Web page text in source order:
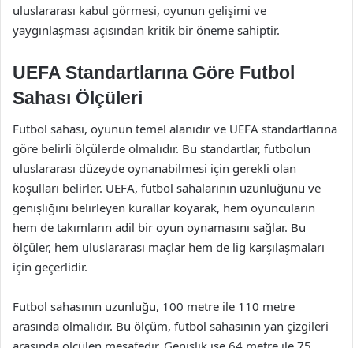
uluslararası kabul görmesi, oyunun gelişimi ve
yaygınlaşması açısından kritik bir öneme sahiptir.
UEFA Standartlarına Göre Futbol
Sahası Ölçüleri
Futbol sahası, oyunun temel alanıdır ve UEFA standartlarına
göre belirli ölçülerde olmalıdır. Bu standartlar, futbolun
uluslararası düzeyde oynanabilmesi için gerekli olan
koşulları belirler. UEFA, futbol sahalarının uzunluğunu ve
genişliğini belirleyen kurallar koyarak, hem oyuncuların
hem de takımların adil bir oyun oynamasını sağlar. Bu
ölçüler, hem uluslararası maçlar hem de lig karşılaşmaları
için geçerlidir.
Futbol sahasının uzunluğu, 100 metre ile 110 metre
arasında olmalıdır. Bu ölçüm, futbol sahasının yan çizgileri